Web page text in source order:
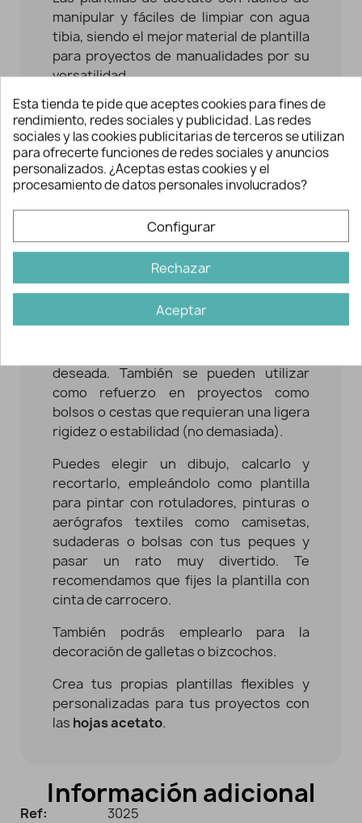
manipular y fáciles de limpiar con agua
tibia, siendo el mejor material de plantilla
para proyectos de manualidades por su
versatilidad.
Para crear tus propiasplantillas de
acetatodebes dibujar tus diseños o
patrones preferentemente con un
rotulador permanente y recortarlos. Así
podrás transferirlo al tejido o superficie
Material: plástico (acetato).
Medida: 50x35 cm.
Color: semitransparente.
deseada. También se pueden utilizar
como refuerzo en proyectos como
bolsos o cestas que requieran una ligera
rigidez o estabilidad (no demasiada).
Puedes elegir un dibujo, calcarlo y
recortarlo, empleándolo como plantilla
para pintar con rotuladores, pinturas o
aerógrafos textiles como camisetas,
sudaderas o bolsas con tus peques y
pasar un rato muy divertido. Te
recomendamos que fijes la plantilla con
cinta de carrocero.
También podrás emplearlo para la
decoración de galletas o bizcochos.
Crea tus propias plantillas flexibles y
personalizadas para tus proyectos con
las hojas acetato.
Información adicional
Ref: 3025
Esta tienda te pide que aceptes cookies para fines de
rendimiento, redes sociales y publicidad. Las redes
sociales y las cookies publicitarias de terceros se utilizan
para ofrecerte funciones de redes sociales y anuncios
personalizados. ¿Aceptas estas cookies y el
procesamiento de datos personales involucrados?
Configurar
Rechazar
Aceptar